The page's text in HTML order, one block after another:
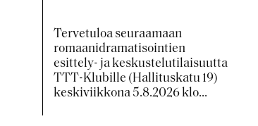
Tervetuloa seuraamaan
romaanidramatisointien
esittely- ja keskustelutilaisuutta
TTT-Klubille (Hallituskatu 19)
keskiviikkona 5.8.2026 klo...